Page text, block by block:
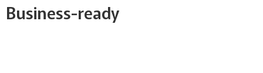
Business-ready